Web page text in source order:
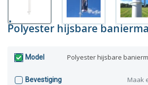
Polyester hijsbare
Model Polyester hijsbare
Bevestiging Maak